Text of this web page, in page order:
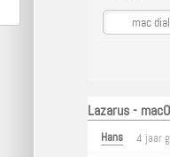
Lazarus -
Hans 4 jaar